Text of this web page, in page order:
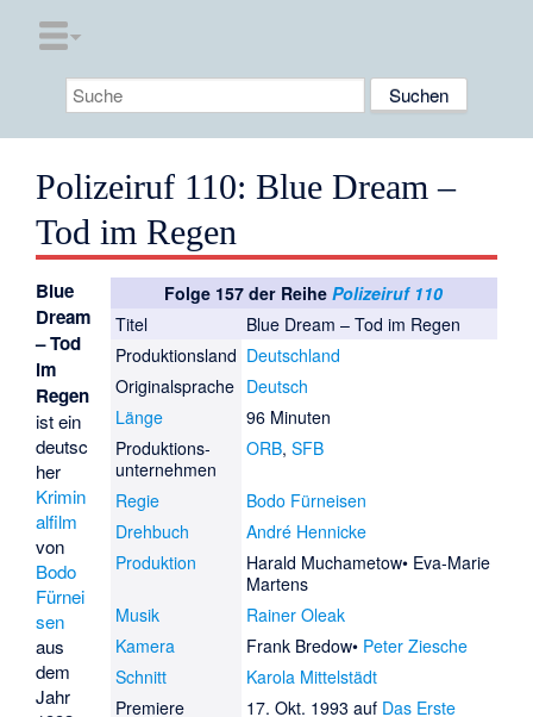
Polizeiruf 110: Blue Dream –
Tod im Regen
Folge 157 der ReihePolizeiruf 110
Titel
Blue Dream – Tod im Regen
Produktionsland Deutschland
Originalsprache Deutsch
Länge
96 Minuten
Produktions­
unternehmen
ORB, SFB
Regie
Bodo Fürneisen
Drehbuch
André Hennicke
Produktion
Harald Muchametow Eva-Marie
Martens
Musik
Rainer Oleak
Kamera
Frank Bredow Peter Ziesche
Schnitt
Karola Mittelstädt
Premiere
17. Okt. 1993 auf Das Erste
Blue
Dream
– Tod
im
Regen
ist ein
deutsc
her
Krimin
alfilm
von
Bodo
Fürnei
sen
aus
dem
Jahr